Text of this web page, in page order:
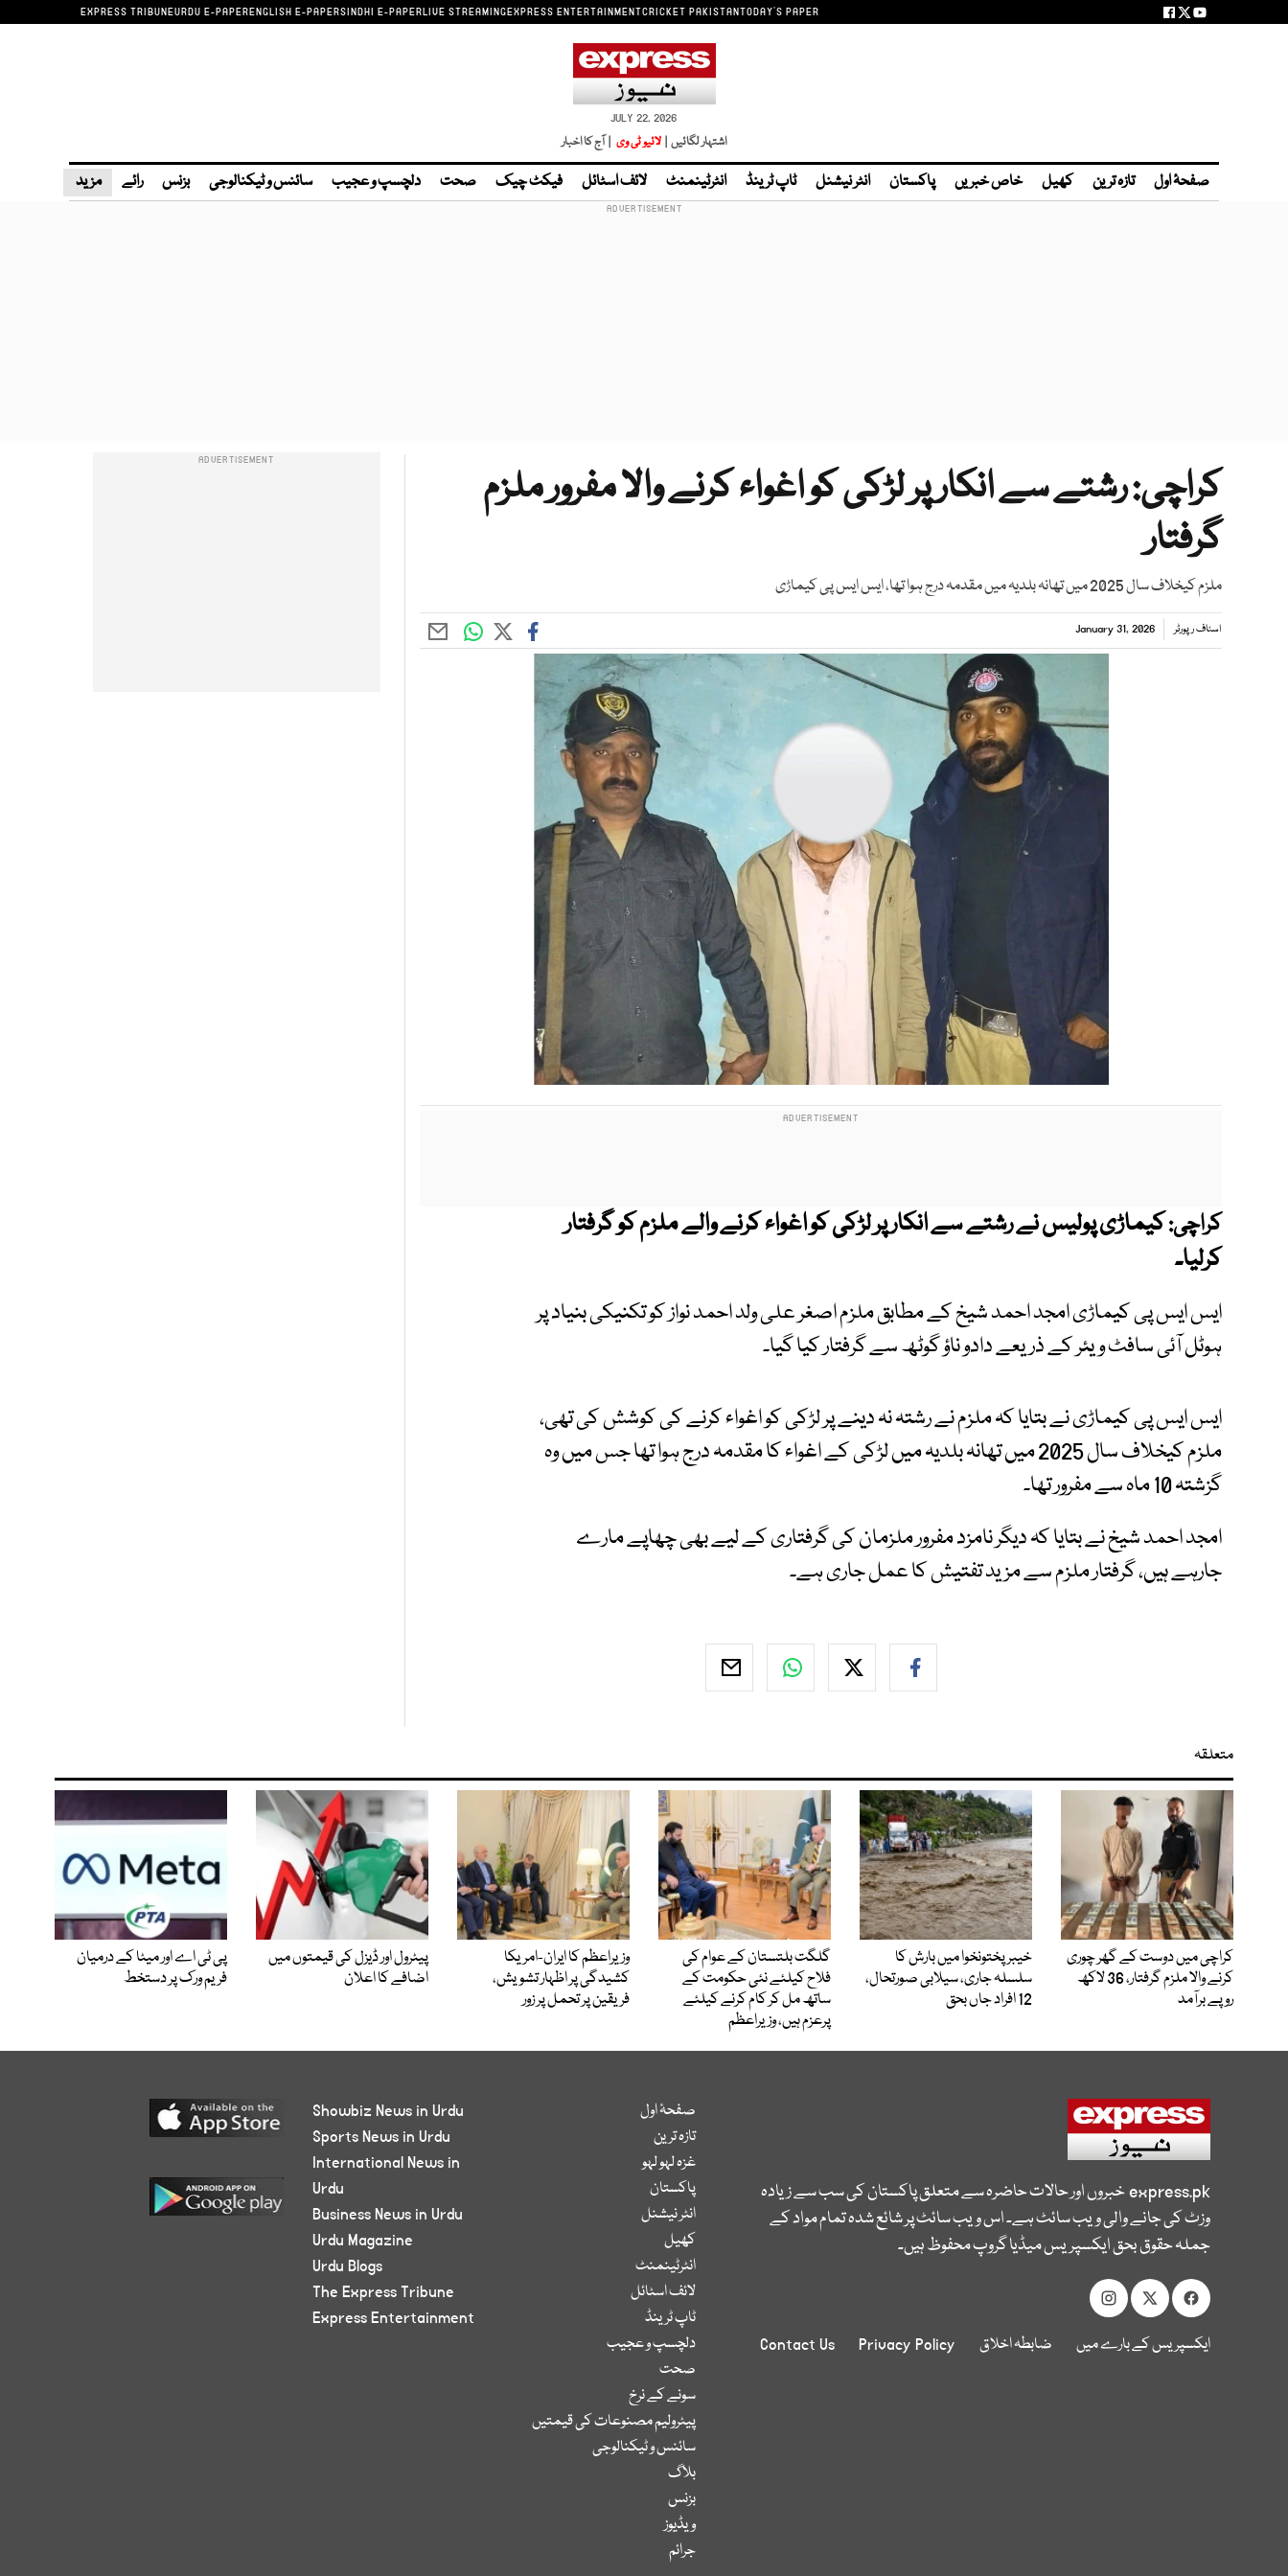
EXPRESS TRIBUNEURDU E-PAPERENGLISH E-PAPERSINDHI E-PAPERLIVE STREAMINGEXPRESS ENTERTAINMENTCRICKET PAKISTANTODAY'S PAPER
JULY 22, 2026
اشتہار لگائیں | لائیو ٹی وی | آج کا اخبار
صفحۂ اول تازہ ترین کھیل خاص خبریں پاکستان انٹر نیشنل ٹاپ ٹرینڈ انٹرٹینمنٹ لائف اسٹائل فیکٹ چیک صحت دلچسپ و عجیب سائنس و ٹیکنالوجی بزنس رائے مزید
کراچی: رشتے سے انکار پر لڑکی کو اغواء کرنے والا مفرور ملزم
گرفتار
ملزم کیخلاف سال 2025 میں تھانہ بلدیہ میں مقدمہ درج ہوا تھا، ایس ایس پی کیماڑی
اسٹاف رپورٹر January 31, 2026
کراچی:کیماڑی پولیس نے رشتے سے انکار پر لڑکی کو اغواء کرنے والے ملزم کو گرفتار
کرلیا۔
ایس ایس پی کیماڑی امجد احمد شیخ کے مطابق ملزم اصغر علی ولد احمد نواز کو تکنیکی بنیاد پر
ہوٹل آئی سافٹ ویئر کے ذریعے دادو ناؤ گوٹھ سے گرفتار کیا گیا۔
ایس ایس پی کیماڑی نے بتایا کہ ملزم نے رشتہ نہ دینے پر لڑکی کو اغواء کرنے کی کوشش کی تھی،
ملزم کیخلاف سال 2025 میں تھانہ بلدیہ میں لڑکی کے اغواء کا مقدمہ درج ہوا تھا جس میں وہ
گزشتہ 10 ماہ سے مفرور تھا۔
امجد احمد شیخ نے بتایا کہ دیگر نامزد مفرور ملزمان کی گرفتاری کے لیے بھی چھاپے مارے
جارہے ہیں، گرفتار ملزم سے مزید تفتیش کا عمل جاری ہے۔
متعلقہ
کراچی میں دوست کے گھر چوری
کرنے والا ملزم گرفتار، 36 لاکھ
روپے برآمد
خیبرپختونخوا میں بارش کا
سلسلہ جاری، سیلابی صورتحال،
12 افراد جاں بحق
گلگت بلتستان کے عوام کی
فلاح کیلئے نئی حکومت کے
ساتھ مل کر کام کرنے کیلئے
پرعزم ہیں، وزیراعظم
وزیراعظم کا ایران-امریکا
کشیدگی پر اظہار تشویش،
فریقین پر تحمل پر زور
پیٹرول اور ڈیزل کی قیمتوں میں
اضافے کا اعلان
پی ٹی اے اور میٹا کے درمیان
فریم ورک پر دستخط
express.pkخبروں اور حالات حاضرہ سے متعلق پاکستان کی سب سے زیادہ
وزٹ کی جانے والی ویب سائٹ ہے۔ اس ویب سائٹ پر شائع شدہ تمام مواد کے
جملہ حقوق بحق ایکسپریس میڈیا گروپ محفوظ ہیں۔
ایکسپریس کے بارے میں ضابطہ اخلاق Privacy Policy
Contact Us
صفحۂ اول
تازہ ترین
غزہ لہو لہو
پاکستان
انٹر نیشنل
کھیل
انٹرٹینمنٹ
لائف اسٹائل
ٹاپ ٹرینڈ
دلچسپ و عجیب
صحت
سونے کے نرخ
پیٹرولیم مصنوعات کی قیمتیں
سائنس و ٹیکنالوجی
بلاگ
بزنس
ویڈیوز
جرائم
Showbiz News in Urdu
Sports News in Urdu
International News in
Urdu
Business News in Urdu
Urdu Magazine
Urdu Blogs
The Express Tribune
Express Entertainment